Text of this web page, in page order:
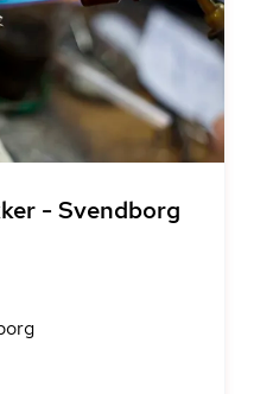
- Svendborg